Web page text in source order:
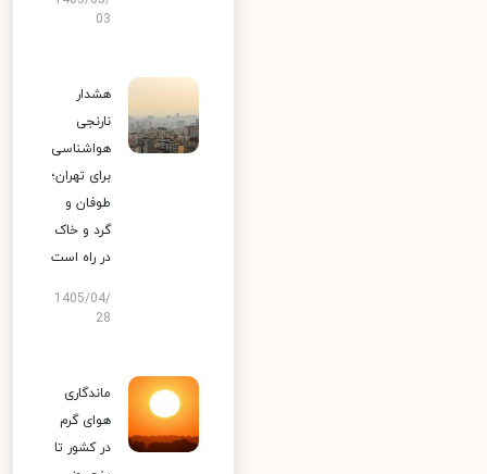
03
هشدار
نارنجی
هواشناسی
برای تهران؛
طوفان و
گرد و خاک
در راه است
1405/04/
28
ماندگاری
هوای گرم
در کشور تا